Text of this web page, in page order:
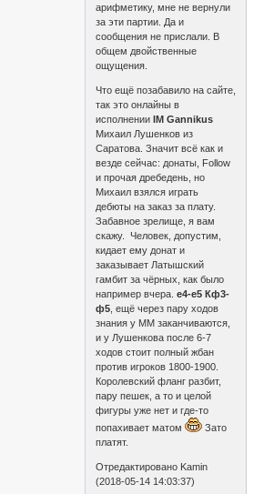
арифметику, мне не вернули
за эти партии. Да и
сообщения не прислали. В
общем двойственные
ощущения.
Что ещё позабавило на сайте,
так это онлайны в
исполненииIM Gannikus
Михаил Лушенков из
Саратова. Значит всё как и
везде сейчас: донаты, Follow
и прочая дребедень, но
Михаил взялся играть
дебюты на заказ за плату.
Забавное зрелище, я вам
скажу. Человек, допустим,
кидает ему донат и
заказывает Латышский
гамбит за чёрных, как было
например вчера.е4-е5 Кф3-
ф5 , ещё через пару ходов
знания у ММ заканчиваются,
и у Лушенкова после 6-7
ходов стоит полный жбан
против игроков 1800-1900.
Королевский фланг разбит,
пару пешек, а то и целой
фигуры уже нет и где-то
попахивает матом
Зато
платят.
Отредактировано Kamin
(2018-05-14 14:03:37)